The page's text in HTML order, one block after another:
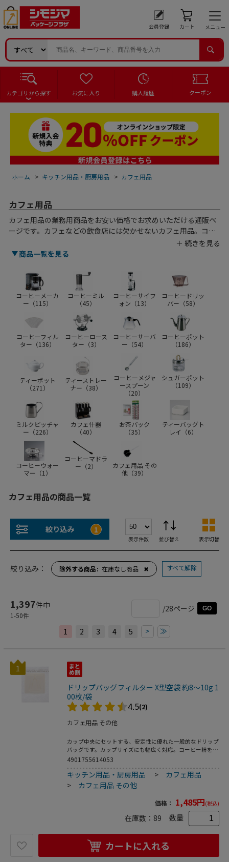
会員登録 カート メニュー
カテゴリから探す お気に入り 購入履歴 クーポン
ホーム > キッチン用品・厨房用品 > カフェ用品
カフェ用品
カフェ用品の業務用商品をお安い価格でお求めいただける通販ペ
ージです。カフェなどの飲食店には欠かせないカフェ用品。コー
ヒーメーカーやコーヒーフィルターなど、専門店をはじめ、家庭
用としてもおすすめのカフェ用品が勢揃い！サイズや形状など、
の業務用カフェ用品を種類豊富に扱っています。
商品一覧を見る
コーヒーメーカ
ー（115）
コーヒーミル
（45）
コーヒーサイフ
ォン（13）
コーヒードリッ
パー（58）
コーヒーフィル
ター（136）
コーヒーロース
ター（3）
コーヒーサーバ
ー（54）
コーヒーポット
（186）
ティーポット
（271 ）
ティーストレー
ナー（38）
コーヒーメジャ
ースプーン
（20）
シュガーポット
（109）
ミルクピッチャ
ー（226）
カフェ什器
（40）
お茶パック
（35）
ティーバッグト
レイ（6）
コーヒーウォー
マー（1 ）
コーヒーマドラ
ー（2）
カフェ用品 その
他（39）
カフェ用品の商品一覧
絞り込み 1
表示件数 並び替え 表示切替
絞り込み： 除外する商品 在庫なし商品 ✖ すべて解除
1,397件中
1-50件
/28ページ GO
1 2 3 4 5 > ≫
1
ドリップバッグフィルター X型空袋 約8～10g 1
00枚/袋
4.5(2)
カフェ用品 その他
カップ中央にセットする、安定性に優れた一般的なドリップ
バッグです。カップサイズにも幅広く対応。コーヒー粉を入
れ、袋上部を熱シールしてドリップバッグを作成し、シール
約8～10g程度入ります。●入数：100枚
4901755614053
キッチン用品・厨房用品 > カフェ用品
> カフェ用品 その他
価格： 1,485円(税込)
在庫数： 89 数量
カートに入れる